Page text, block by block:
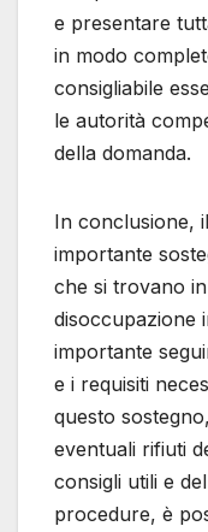
e presentare
in modo
consigliabile
le autorità
della domanda.
In conclusione,
importante
che si trovano
disoccupazione
importante
e i requisiti
questo
eventuali rifiuti
consigli utili e
procedure, è